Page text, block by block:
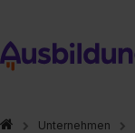
Unternehmen